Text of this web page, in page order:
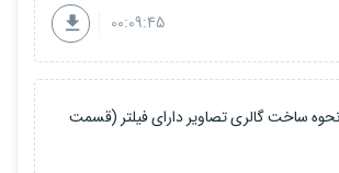
00:09:45
ساخت گالری تصاویر دارای فیلتر (قسمت